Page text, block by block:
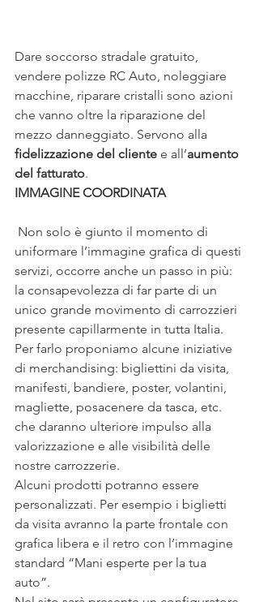
Dare soccorso stradale gratuito,
vendere polizze RC Auto, noleggiare
macchine, riparare cristalli sono azioni
che vanno oltre la riparazione del
mezzo danneggiato. Servono alla
fidelizzazione del cliente e all’aumento
del fatturato.
IMMAGINE COORDINATA
uniformare l’immagine grafica di questi
servizi, occorre anche un passo in più:
la consapevolezza di far parte di un
unico grande movimento di carrozzieri
presente capillarmente in tutta Italia.
Per farlo proponiamo alcune iniziative
di merchandising: bigliettini da visita,
manifesti, bandiere, poster, volantini,
magliette, posacenere da tasca, etc.
che daranno ulteriore impulso alla
valorizzazione e alle visibilità delle
nostre carrozzerie.
Alcuni prodotti potranno essere
personalizzati. Per esempio i biglietti
da visita avranno la parte frontale con
grafica libera e il retro con l’immagine
standard “Mani esperte per la tua
auto”.